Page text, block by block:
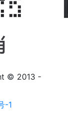
© 2013 -
-1